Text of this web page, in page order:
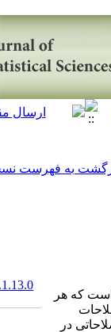
به فهرست
که هر
در